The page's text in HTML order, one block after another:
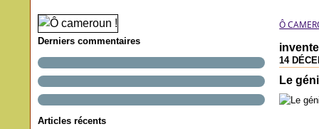
Derniers commentaires
Articles récents
Ô
14
Le